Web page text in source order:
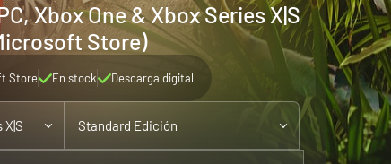
Xbox One & Xbox Series X|S
Store)
Store En stock Descarga digital
X|S Standard Edición